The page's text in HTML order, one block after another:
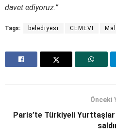
davet ediyoruz.”
Tags: belediyesi CEMEVİ
Önceki
Paris’te Türkiyeli